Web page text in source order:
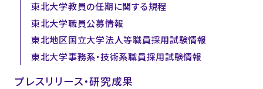
東北大学教員の任期に関する規程
東北大学職員公募情報
東北地区国立大学法人等職員採用試験情報
東北大学事務系・技術系職員採用試験情報
プレスリリース・研究成果